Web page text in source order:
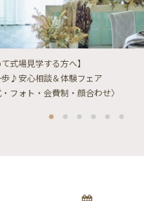
て式場見学する方へ】
♪安心相談＆体験フェア
・フォト・会費制・顔合わせ〉